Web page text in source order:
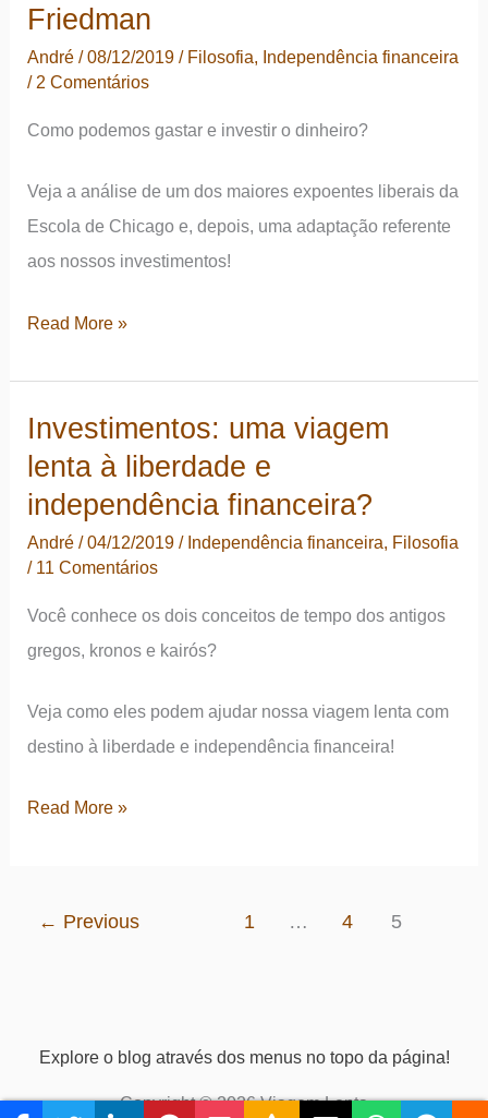
que
você
está
Friedman
André/08/12/2019/ Filosofia, Independência financeira
/ 2 Comentários
Como podemos gastar e investir o dinheiro?
Veja a análise de um dos maiores expoentes liberais da
Escola de Chicago e, depois, uma adaptação referente
aos nossos investimentos!
Quatro
gastar
(e
investir)
dinheiro
–
Read More »
Investimentos: uma viagem
lenta à liberdade e
independência financeira?
André/04/12/2019/ Independência financeira Filosofia
/ 11 Comentários
Você conhece os dois conceitos de tempo dos antigos
gregos, kronos e kairós?
Veja como eles podem ajudar nossa viagem lenta com
destino à liberdade e independência financeira!
Investimentos:
lenta
independência
Read More »
← Previous 1 … 4 5
Explore o blog através dos menus no topo da página!
Copyright © 2026 Viagem Lenta